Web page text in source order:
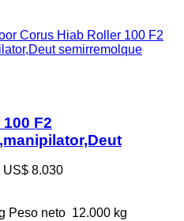
Corus Hiab Roller 100 F2
semirremolque
F2
US$ 8.030
Peso neto 12.000 kg